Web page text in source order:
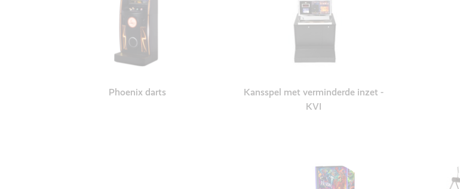
Phoenix darts
Kansspel met verminderde inzet -
KVI